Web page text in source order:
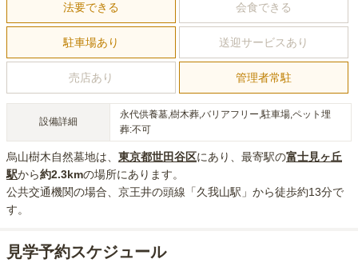
法要できる 会食できる
駐車場あり 送迎サービスあり
売店あり 管理者常駐
設備詳細
永代供養墓,樹木葬,バリアフリー,駐車場,ペット埋
葬:不可
烏山樹木自然墓地は、 東京都世田谷区にあり 、最寄駅の富士見ヶ丘
駅から約2.3kmの場所にあり ます。
公共交通機関の場合 、京王井の頭線「久我山駅」から徒歩約13分で
す。
見学予約スケジュール